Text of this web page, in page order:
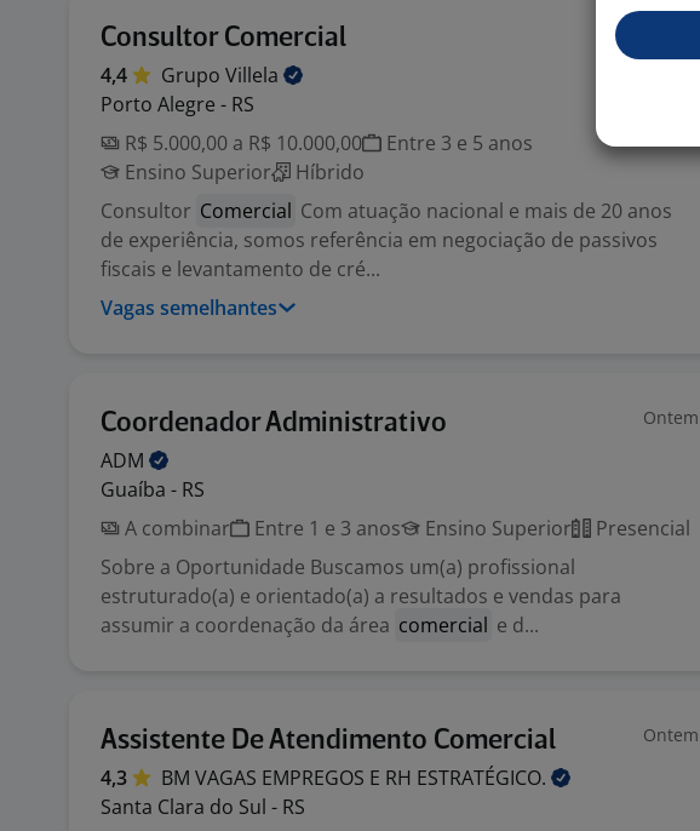
Consultor Comercial
4,4 Grupo Villela
Porto Alegre - RS
R$ 5.000,00 a R$ 10.000,00
Entre 3 e 5 anos
Ensino Superior
Híbrido
Consultor Comercial Com atuação nacional e mais de 20 anos
de experiência, somos referência em negociação de passivos
fiscais e levantamento de cré...
Vagas semelhantes
Coordenador Administrativo Ontem
ADM
Guaíba - RS
A combinar
Entre 1 e 3 anos Ensino Superior
Presencial
Sobre a Oportunidade Buscamos um(a) profissional
estruturado(a) e orientado(a) a resultados e vendas para
assumir a coordenação da área comercial e d...
Assistente De Atendimento Comercial Ontem
4,3 BM VAGAS EMPREGOS E RH ESTRATÉGICO.
Santa Clara do Sul - RS